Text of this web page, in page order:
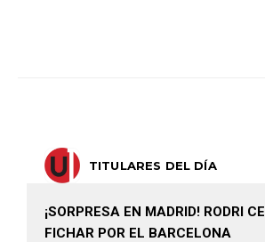
TITULARES DEL DÍA
¡SORPRESA EN MADRID! RODRI
FICHAR POR EL BARCELONA